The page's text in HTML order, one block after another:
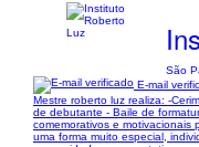
São
E-mail
Mestre roberto luz realiza: -
de debutante - Baile de
comemorativos e motivacionais
uma forma muito especial,